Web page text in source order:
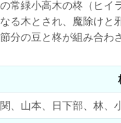
常緑小高木の柊（ヒ
る木とされ、魔除け
分の豆と柊が組み合わ
、山本、日下部、林、